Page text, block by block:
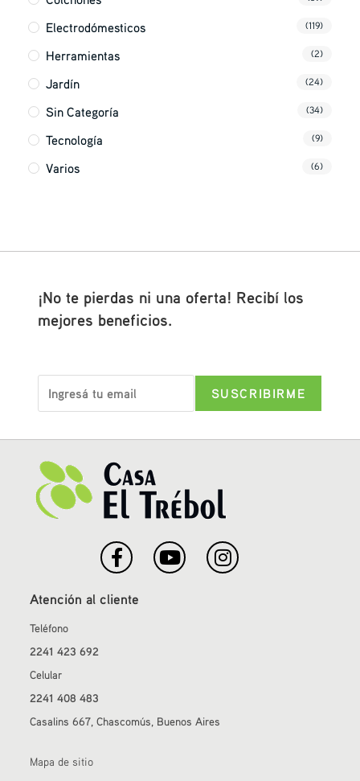
Electrodómesticos (119)
Herramientas (2)
Jardín (24)
Sin Categoría (34)
Tecnología (9)
Varios (6)
¡No te pierdas ni una oferta! Recibí los
mejores beneficios.
Atención al cliente
Teléfono
2241 423 692
Celular
2241 408 483
Casalins 667, Chascomús, Buenos Aires
Mapa de sitio